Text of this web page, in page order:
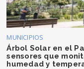
MUNICIPIOS
Árbol Solar en el
sensores que
humedad y